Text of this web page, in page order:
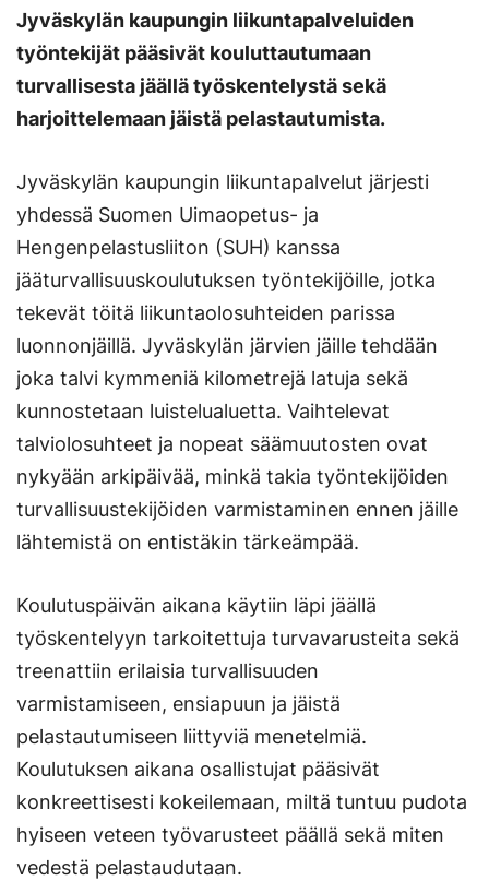
Jyväskylän kaupungin liikuntapalveluiden
työntekijät pääsivät kouluttautumaan
turvallisesta jäällä työskentelystä sekä
harjoittelemaan jäistä pelastautumista.
Jyväskylän kaupungin liikuntapalvelut järjesti
yhdessä Suomen Uimaopetus- ja
Hengenpelastusliiton (SUH) kanssa
jääturvallisuuskoulutuksen työntekijöille, jotka
tekevät töitä liikuntaolosuhteiden parissa
luonnonjäillä. Jyväskylän järvien jäille tehdään
joka talvi kymmeniä kilometrejä latuja sekä
kunnostetaan luistelualuetta. Vaihtelevat
talviolosuhteet ja nopeat säämuutosten ovat
nykyään arkipäivää, minkä takia työntekijöiden
turvallisuustekijöiden varmistaminen ennen jäille
lähtemistä on entistäkin tärkeämpää.
Koulutuspäivän aikana käytiin läpi jäällä
työskentelyyn tarkoitettuja turvavarusteita sekä
treenattiin erilaisia turvallisuuden
varmistamiseen, ensiapuun ja jäistä
pelastautumiseen liittyviä menetelmiä.
Koulutuksen aikana osallistujat pääsivät
konkreettisesti kokeilemaan, miltä tuntuu pudota
hyiseen veteen työvarusteet päällä sekä miten
vedestä pelastaudutaan.